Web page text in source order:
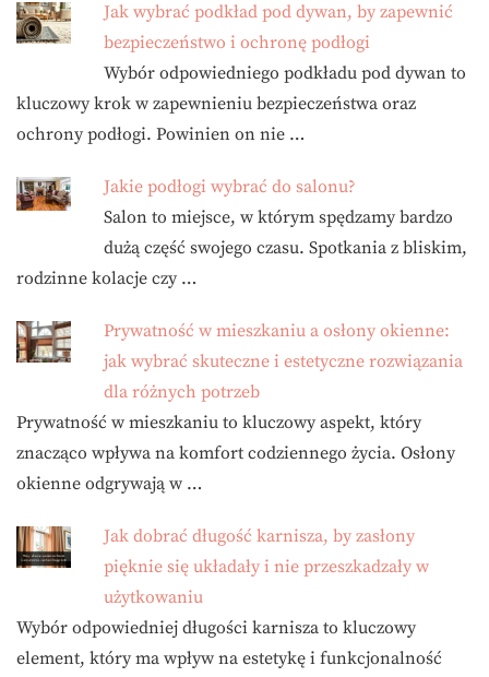
Jak wybrać podkład pod dywan, by zapewnić
bezpieczeństwo i ochronę podłogi
Wybór odpowiedniego podkładu pod dywan to
kluczowy krok w zapewnieniu bezpieczeństwa oraz
ochrony podłogi. Powinien on nie …
Jakie podłogi wybrać do salonu?
Salon to miejsce, w którym spędzamy bardzo
dużą część swojego czasu. Spotkania z bliskim,
rodzinne kolacje czy …
Prywatność w mieszkaniu a osłony okienne:
jak wybrać skuteczne i estetyczne rozwiązania
dla różnych potrzeb
Prywatność w mieszkaniu to kluczowy aspekt, który
znacząco wpływa na komfort codziennego życia. Osłony
okienne odgrywają w …
Jak dobrać długość karnisza, by zasłony
pięknie się układały i nie przeszkadzały w
użytkowaniu
Wybór odpowiedniej długości karnisza to kluczowy
element, który ma wpływ na estetykę i funkcjonalność